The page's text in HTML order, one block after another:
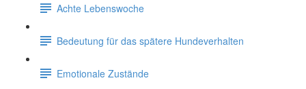
Achte Lebenswoche
Bedeutung für das spätere Hundeverhalten
Emotionale Zustände